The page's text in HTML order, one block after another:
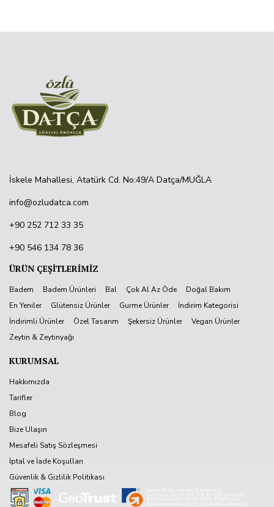
İskele Mahallesi, Atatürk Cd. No:49/A Datça/MUĞLA
info@ozludatca.com
+90 252 712 33 35
+90 546 134 78 36
ÜRÜN ÇEŞİTLERİMİZ
Badem Badem Ürünleri Bal Çok Al Az Öde
Doğal Bakım
En Yeniler
Glütensiz Ürünler Gurme Ürünler
İndirim Kategorisi
İndirimli Ürünler
Özel Tasarım Şekersiz Ürünler
Vegan Ürünler
Zeytin & Zeytinyağı
KURUMSAL
Hakkımızda
Tarifler
Blog
Bize Ulaşın
Mesafeli Satış Sözleşmesi
İptal ve İade Koşulları
Güvenlik & Gizlilik Politikası